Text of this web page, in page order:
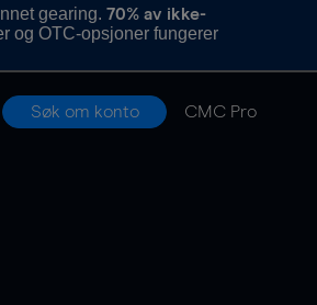
gearing.70% av ikke-
og OTC-opsjoner fungerer
Søk om konto CMC Pro